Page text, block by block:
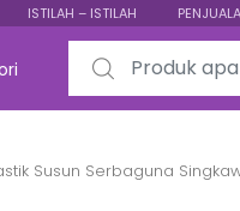
ISTILAH – ISTILAH
Search for:
Susun Serbaguna